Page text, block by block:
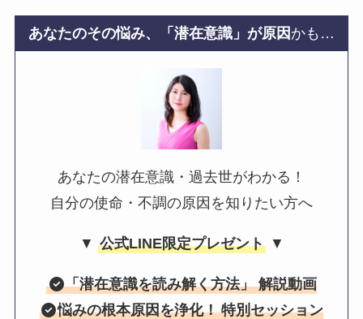
あなたのその悩み、「潜在意識」が原因 かも…
あなたの潜在意識・過去世がわかる！
自分の使命・不調の原因を知りたい方へ
▼ 公式LINE限定プレゼント▼
「潜在意識を読み解く方法」 解説動画
悩みの根本原因を浄化！ 特別セッション